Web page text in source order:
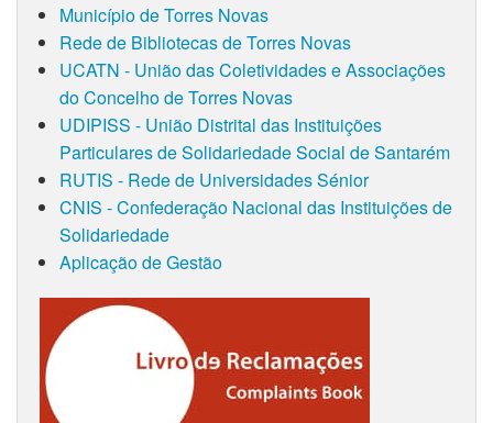
Município de Torres Novas
Rede de Bibliotecas de Torres Novas
UCATN - União das Coletividades e Associações
do Concelho de Torres Novas
UDIPISS - União Distrital das Instituições
Particulares de Solidariedade Social de Santarém
RUTIS - Rede de Universidades Sénior
CNIS - Confederação Nacional das Instituições de
Solidariedade
Aplicação de Gestão